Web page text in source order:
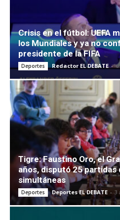
Crisis en el fútbol: UEFA
los Mundiales y ya no
presidente de la FIFA
Deportes Redactor EL DEBATE - 6
Tigre: Faustino Oro, el
años, disputó 25 partidas
simultáneas
Deportes Deportes EL DEBATE - 3